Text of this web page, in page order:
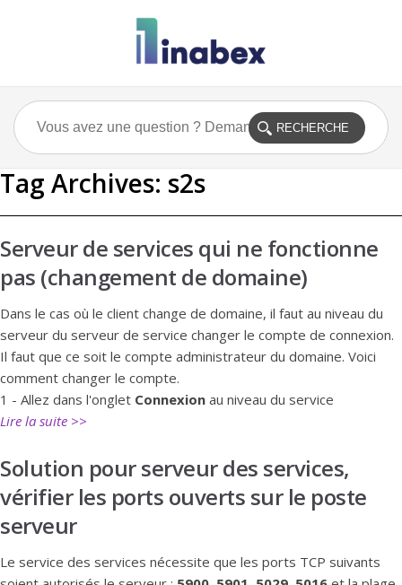
Tag Archives: s2s
Serveur de services qui ne fonctionne
pas (changement de domaine)
Dans le cas où le client change de domaine, il faut au niveau du
serveur du serveur de service changer le compte de connexion.
Il faut que ce soit le compte administrateur du domaine. Voici
comment changer le compte.
1 - Allez dans l'onglet Connexion au niveau du service
Lire la suite >>
Solution pour serveur des services,
vérifier les ports ouverts sur le poste
serveur
Le service des services nécessite que les ports TCP suivants